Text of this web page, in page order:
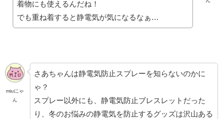
着物にも使えるんだね！
でも重ね着すると静電気が気になるなぁ…
miuにゃ
ん
さあちゃんは静電気防止スプレーを知らないのかに
ゃ？
スプレー以外にも、静電気防止ブレスレットだった
り、冬のお悩みの静電気を防止するグッズは沢山ある